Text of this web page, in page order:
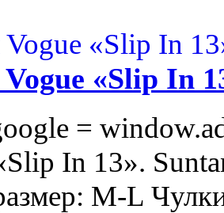
«Slip In
=
In 13».
M-L